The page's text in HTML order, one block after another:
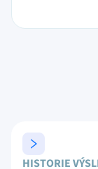
HISTORIE